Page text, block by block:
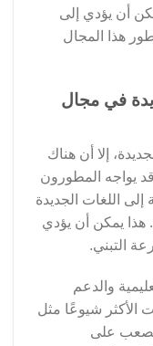
أن يؤدي إلى
هذا المجال
في مجال
إلا أن هناك
قد يواجه المطورون
إلى اللغات الجديدة
هذا يمكن أن يؤدي
التبني.
والدعم
الأكثر شيوعًا مثل
على